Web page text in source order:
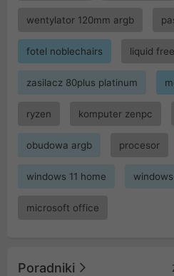
wentylator 120mm argb
fotel noblechairs liquid
zasilacz 80plus platinum
ryzen komputer zenpc
obudowa argb procesor
windows 11 home windows
microsoft office
Poradniki